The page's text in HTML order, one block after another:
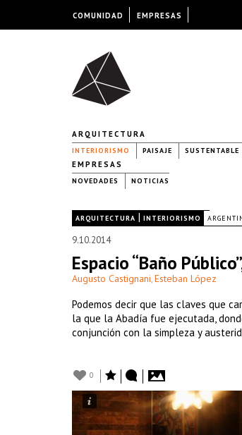
ARQUITECTURA
INTERIORISMO PAISAJE SUSTENTABLE
EMPRESAS
NOVEDADES NOTICIAS
ARQUITECTURA | INTERIORISMO
9.10.2014
Espacio “Baño
Augusto Castignani, Esteban López
Podemos decir que las claves que
la que la Abadía fue ejecutada,
conjunción con la simpleza y
0
COMUNIDAD EMPRESAS